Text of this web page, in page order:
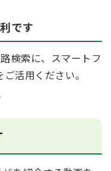
です
検索に、スマートフ
活用ください。